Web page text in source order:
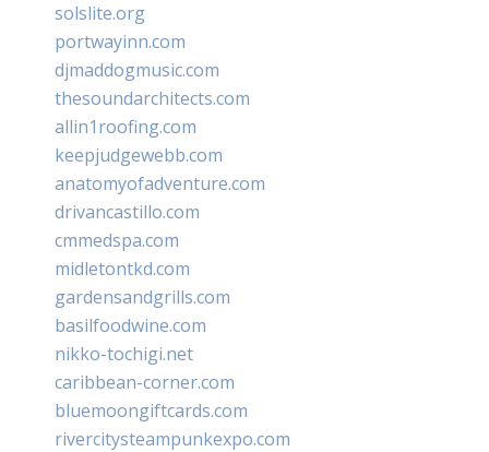
solslite.org
portwayinn.com
djmaddogmusic.com
thesoundarchitects.com
allin1roofing.com
keepjudgewebb.com
anatomyofadventure.com
drivancastillo.com
cmmedspa.com
midletontkd.com
gardensandgrills.com
basilfoodwine.com
nikko-tochigi.net
caribbean-corner.com
bluemoongiftcards.com
rivercitysteampunkexpo.com